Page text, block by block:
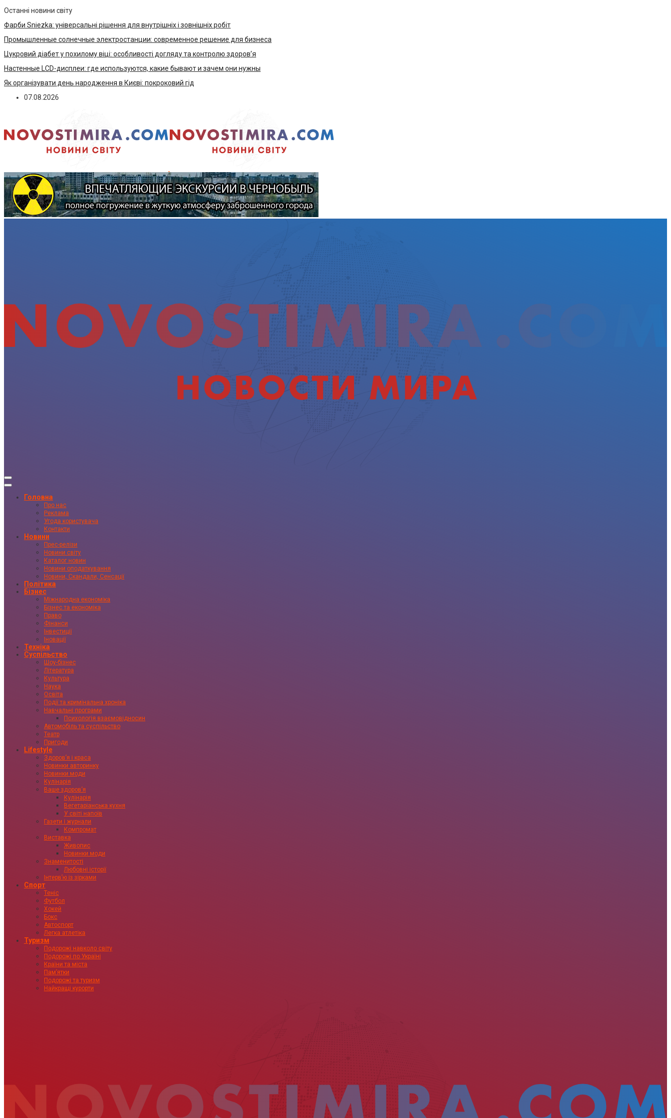
Останні новини світу
Фарби Sniezka: універсальні рішення для внутрішніх і зовнішніх робіт
Промышленные солнечные электростанции: современное решение для бизнеса
Цукровий діабет у похилому віці: особливості догляду та контролю здоров’я
Настенные LCD-дисплеи: где используются, какие бывают и зачем они нужны
Як організувати день народження в Києві: покроковий гід
07.08.2026
Головна
Про нас
Реклама
Угода користувача
Контакти
Новини
Прес-релізи
Новини світу
Каталог новин
Новини оподаткування
Новини, Скандали, Сенсації
Політика
Бізнес
Міжнародна економіка
Бізнес та економіка
Право
Фінанси
Інвестиції
Іновації
Техніка
Суспільство
Шоу-бізнес
Література
Культура
Наука
Освіта
Події та кримінальна хроніка
Навчальні програми
Психологія взаємовідносин
Автомобіль та суспільство
Театр
Пригоди
Lifestyle
Здоровʼя і краса
Новинки авторинку
Новинки моди
Кулінарія
Ваше здоровʼя
Кулінарія
Вегетаріанська кухня
У світі напоїв
Газети і журнали
Компромат
Виставка
Живопис
Новинки моди
Знаменитості
Любовні історії
Інтервʼю із зірками
Спорт
Теніс
Футбол
Хокей
Бокс
Автоспорт
Легка атлетіка
Туризм
Подорожі навколо світу
Подорожі по Україні
Країни та міста
Пам’ятки
Подорожі та туризм
Найкращі курорти